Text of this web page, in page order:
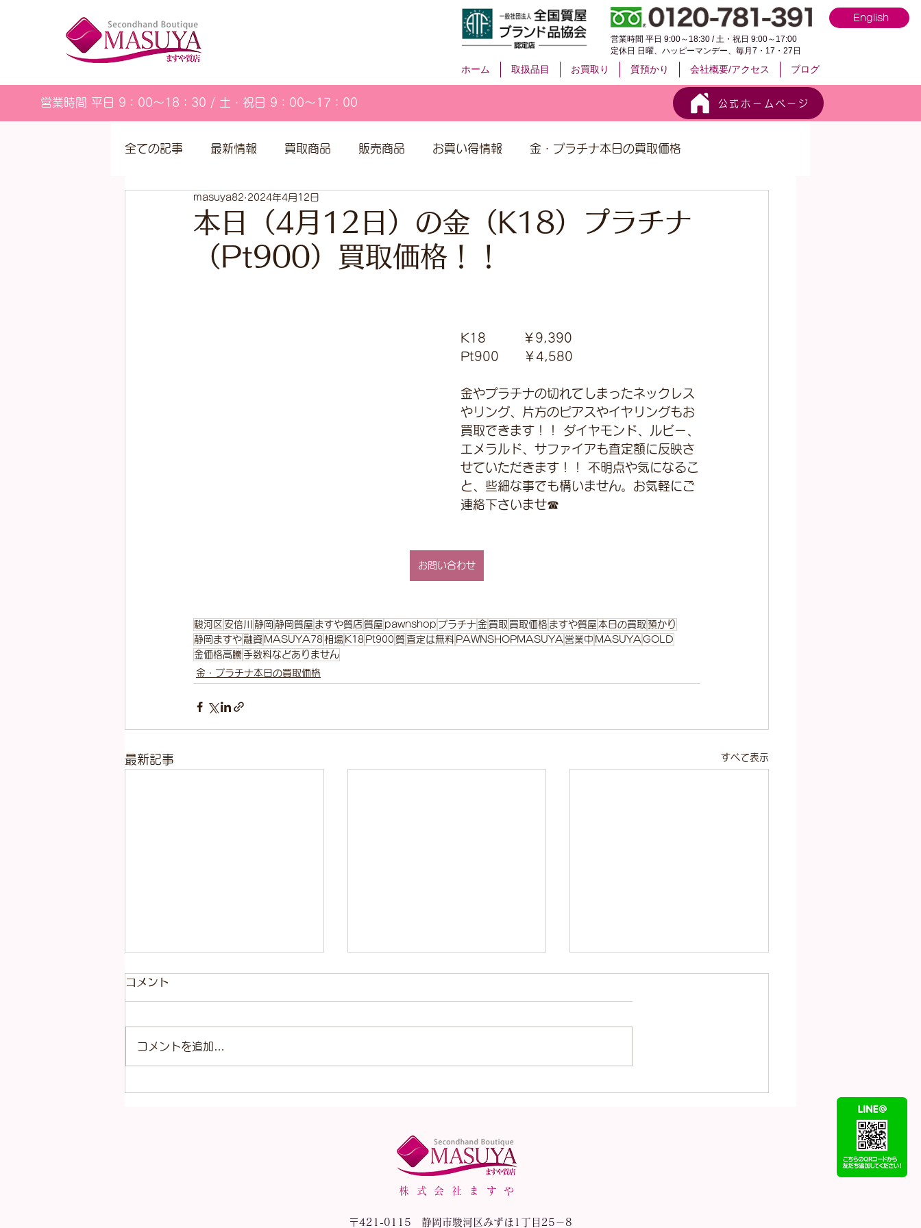
English
営業時間 平日 9:00～18:30 / 土・祝日 9:00～17:00
定休日 日曜、ハッピーマンデー、毎月7・17・27日
ホーム 取扱品目 お買取り 質預かり 会社概要/アクセス ブログ
営業時間 平日 9：00～18：30 / 土・祝日 9：00～17：00 公式ホームページ
全ての記事 最新情報 買取商品 販売商品 お買い得情報 金・プラチナ本日の買取価格
営業カレンダー
本日（4月12日）の金（K18）プラチナ
（Pt900）買取価格！！
masuya82 2024年4月12日
K18　　　￥9,390
Pt900　　￥4,580
金やプラチナの切れてしまったネックレス
やリング、片方のピアスやイヤリングもお
買取できます！！ ダイヤモンド、ルビー、
エメラルド、サファイアも査定額に反映さ
せていただきます！！ 不明点や気になるこ
と、些細な事でも構いません。お気軽にご
連絡下さいませ☎
お問い合わせ
駿河区 安倍川 静岡 静岡質屋 ますや質店 質屋 pawnshop プラチナ 金 買取 買取価格 ますや質屋 本日の買取 預かり
静岡ますや 融資 MASUYA78相場 K18 Pt900質 査定は無料 PAWNSHOPMASUYA 営業中 MASUYA GOLD
金価格高騰手数料などありません
金・プラチナ本日の買取価格
最新記事 すべて表示
本日（8月4日）の金
本日（8月1日）の金
（Pt900）の買取価格！
本日（7月31日）の金
コメント
コメントを追加…
株式会社ますや
〒421-0115 静岡市駿河区みずほ1丁目25－8